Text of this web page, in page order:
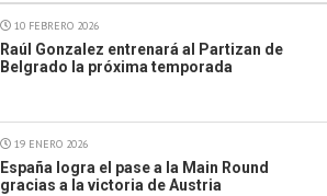
10 FEBRERO 2026
Raúl Gonzalez entrenará al Partizan de
Belgrado la próxima temporada
19 ENERO 2026
España logra el pase a la Main Round
gracias a la victoria de Austria